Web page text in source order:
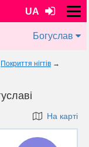
UA
Богуслав
Покриття нігтів →
На карті